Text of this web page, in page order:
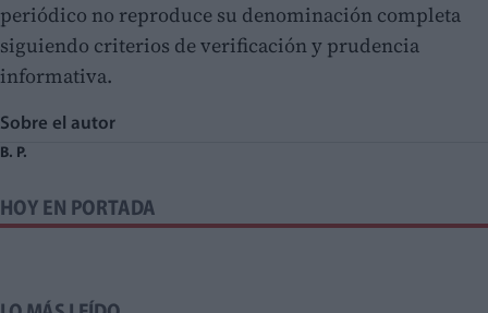
periódico no reproduce su denominación completa
siguiendo criterios de verificación y prudencia
informativa.
Sobre el autor
B. P.
HOY EN PORTADA